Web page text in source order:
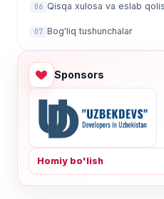
06 Qisqa xulosa va eslab
07 Bog'liq tushunchalar
Sponsors
Homiy bo'lish